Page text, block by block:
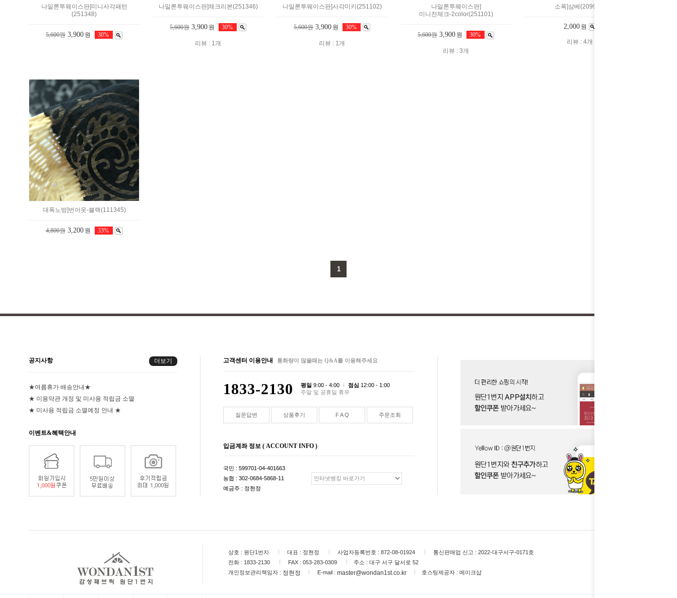
나일론투웨이스판]미니사각패턴
(251348)
5,600원 3,900 원 30%
나일론투웨이스판]체크리본(251346)
5,600원 3,900 원 30%
리뷰 : 1개
나일론투웨이스판]사각미키(251102)
5,600원 3,900 원 30%
리뷰 : 1개
나일론투웨이스판]
미니잔체크-2color(251101)
5,600원 3,900 원 30%
리뷰 : 3개
소폭]삼베(209988)
2,000 원
리뷰 : 4개
대폭노방]번아웃-블랙(111345)
4,800원 3,200 원 33%
1
공지사항 더보기
★여름휴가 배송안내★
★ 이용약관 개정 및 미사용 적립금 소멸
★ 미사용 적립금 소멸예정 안내 ★
이벤트&혜택안내
고객센터 이용안내 통화량이 많을때는 Q&A를 이용해주세요
1833-2130 평일 9:00 - 4:00 점심 12:00 - 1:00
주말 및 공휴일 휴무
질문답변 상품후기 F A Q 주문조회
입금계좌 정보 ( ACCOUNT INFO )
국민 : 599701-04-401663
농협 : 302-0684-5868-11
예금주 : 정현정
상호 : 원단1번지 대표 : 정현정 사업자등록번호 : 872-08-01924 통신판매업 신고 : 2022-대구서구-0171호
전화 : 1833-2130 FAX : 053-283-0309 주소 : 대구 서구 달서로 52
개인정보관리책임자 : 정현정 E-mail : master@wondan1st.co.kr 호스팅제공자 : 메이크샵